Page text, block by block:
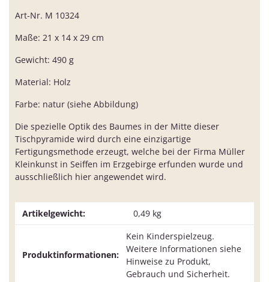
Art-Nr. M 10324
Maße: 21 x 14 x 29 cm
Gewicht: 490 g
Material: Holz
Farbe: natur (siehe Abbildung)
Die spezielle Optik des Baumes in der Mitte dieser
Tischpyramide wird durch eine einzigartige
Fertigungsmethode erzeugt, welche bei der Firma Müller
Kleinkunst in Seiffen im Erzgebirge erfunden wurde und
ausschließlich hier angewendet wird.
Artikelgewicht: 0,49 kg
Produktinformationen:
Kein Kinderspielzeug.
Weitere Informationen siehe
Hinweise zu Produkt,
Gebrauch und Sicherheit.